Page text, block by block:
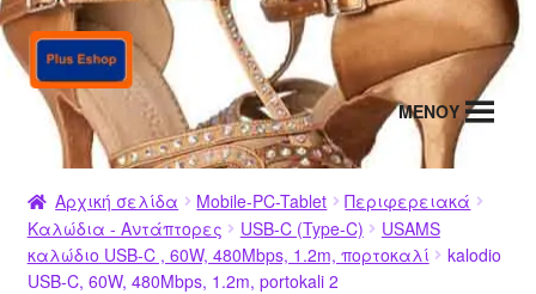
Απευθείας
μετάβαση
στην
πλοήγηση
Μετάβαση
σε
περιεχόμενο
MENΟΥ
Αρχική σελίδα Mobile-PC-Tablet
Περιφερειακά
Καλώδια - Αντάπτορες
USB-C (Type-C)
USAMS
καλώδιο USB-C , 60W, 480Mbps, 1.2m, πορτοκαλί
kalodio
USB-C, 60W, 480Mbps, 1.2m, portokali 2